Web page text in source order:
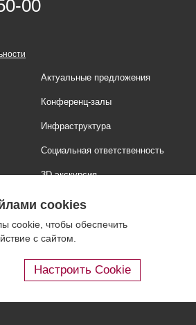
00
Актуальные предложения
Конференц-залы
Инфраструктура
Социальная ответственность
3D-экскурсия
Правовая информация
Блог
cookies
cookie, чтобы обеспечить
с сайтом.
Настроить Cookie